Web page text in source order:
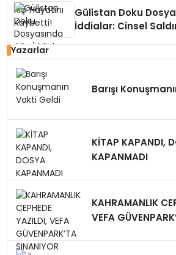
Gülistan Doku
İddialar: Cinsel
Yazarlar
Barışı
KİTAP KAPANDI,
KAPANMADI
KAHRAMANLIK
VEFA